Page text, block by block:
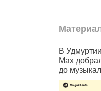
В Удмуртии
Max добрался
до музыкальных